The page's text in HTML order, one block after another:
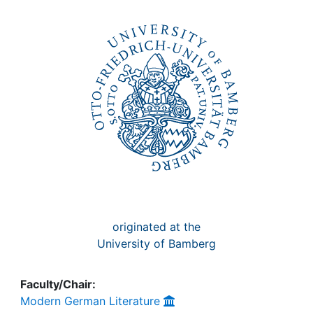
originated at the
University of Bamberg
Faculty/Chair:
Modern German Literature